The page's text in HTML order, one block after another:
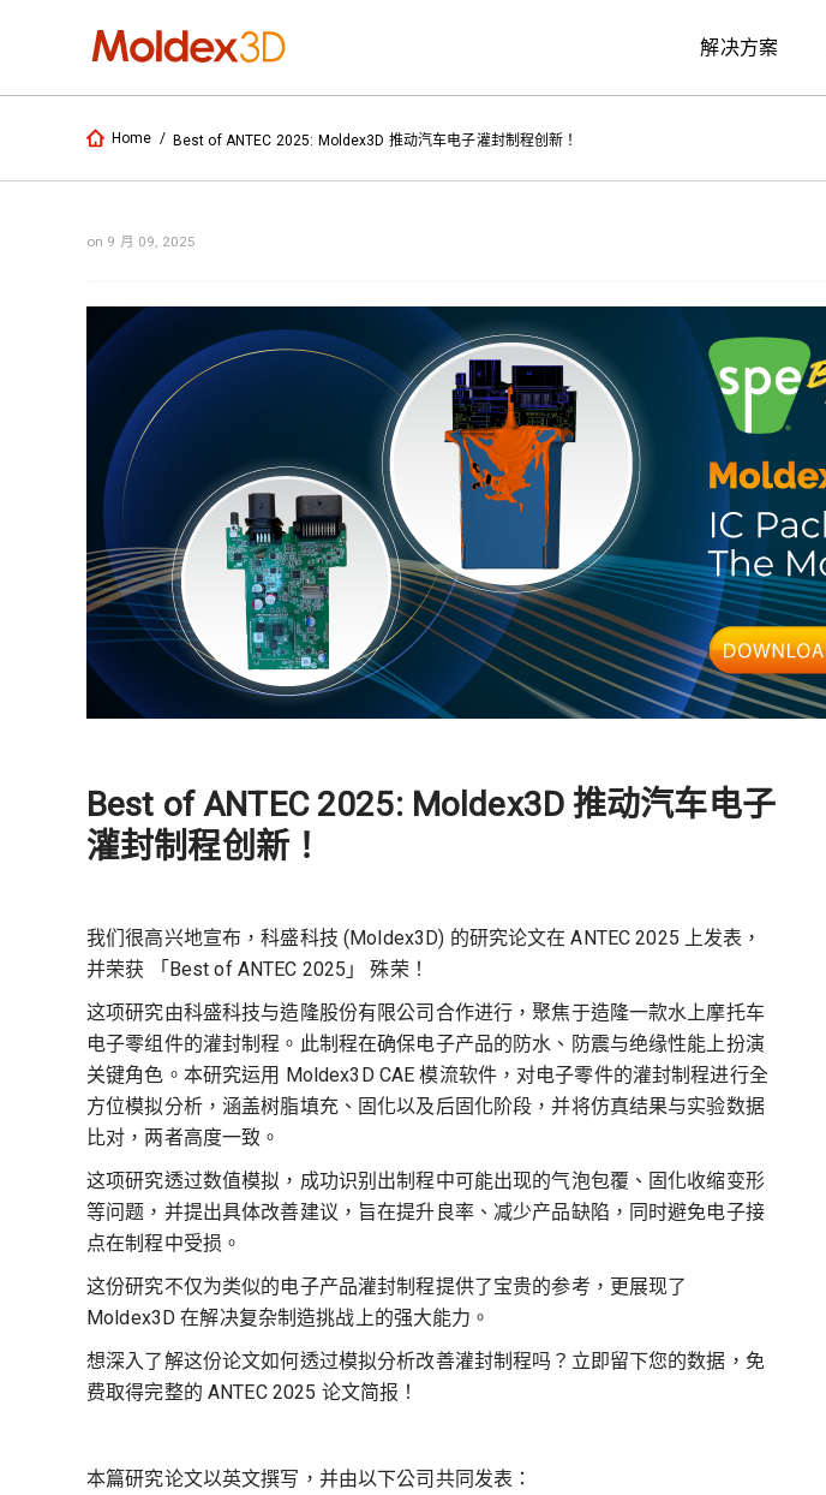
解决方案
Home / Best of ANTEC 2025: Moldex3D 推动汽车电子灌封制程创新！
on 9 月 09, 2025
Best of ANTEC 2025: Moldex3D 推动汽车电子
灌封制程创新！
我们很高兴地宣布，科盛科技 (Moldex3D) 的研究论文在 ANTEC 2025 上发表，
并荣获 「Best of ANTEC 2025」 殊荣！
这项研究由科盛科技与造隆股份有限公司合作进行，聚焦于造隆一款水上摩托车
电子零组件的灌封制程。此制程在确保电子产品的防水、防震与绝缘性能上扮演
关键角色。本研究运用 Moldex3D CAE 模流软件，对电子零件的灌封制程进行全
方位模拟分析，涵盖树脂填充、固化以及后固化阶段，并将仿真结果与实验数据
比对，两者高度一致。
这项研究透过数值模拟，成功识别出制程中可能出现的气泡包覆、固化收缩变形
等问题，并提出具体改善建议，旨在提升良率、减少产品缺陷，同时避免电子接
点在制程中受损。
这份研究不仅为类似的电子产品灌封制程提供了宝贵的参考，更展现了
Moldex3D 在解决复杂制造挑战上的强大能力。
想深入了解这份论文如何透过模拟分析改善灌封制程吗？立即留下您的数据，免
费取得完整的 ANTEC 2025 论文简报！
本篇研究论文以英文撰写，并由以下公司共同发表：